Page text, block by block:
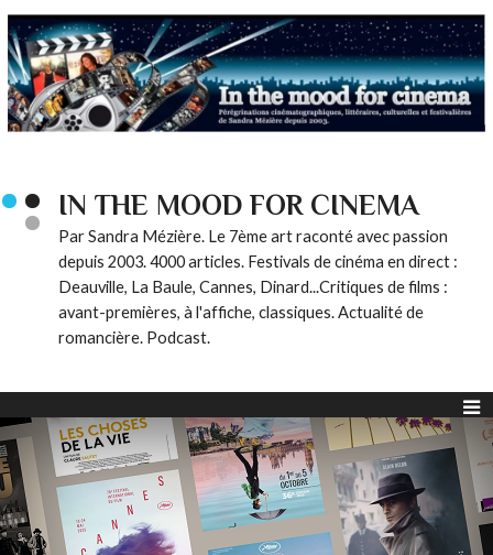
IN THE MOOD FOR CINEMA
Par Sandra Mézière. Le 7ème art raconté avec passion
depuis 2003. 4000 articles. Festivals de cinéma en direct :
Deauville, La Baule, Cannes, Dinard...Critiques de films :
avant-premières, à l'affiche, classiques. Actualité de
romancière. Podcast.